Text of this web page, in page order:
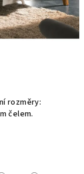
rozměry:
čelem.